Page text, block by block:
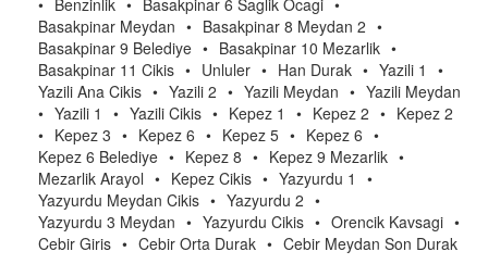
• Benzinlik • Basakpinar 6 Saglik Ocagi •
Basakpinar Meydan • Basakpinar 8 Meydan 2 •
Basakpinar 9 Belediye • Basakpinar 10 Mezarlik •
Basakpinar 11 Cikis • Unluler • Han Durak • Yazili 1
•
Yazili Ana Cikis • Yazili 2 • Yazili Meydan • Yazili Meydan
• Yazili 1 • Yazili Cikis • Kepez 1 • Kepez 2 • Kepez 2
• Kepez 3 • Kepez 6 • Kepez 5 • Kepez 6 •
Kepez 6 Belediye • Kepez 8 • Kepez 9 Mezarlik •
Mezarlik Arayol • Kepez Cikis • Yazyurdu 1
•
Yazyurdu Meydan Cikis • Yazyurdu 2 •
Yazyurdu 3 Meydan • Yazyurdu Cikis • Orencik Kavsagi •
Cebir Giris • Cebir Orta Durak • Cebir Meydan Son Durak